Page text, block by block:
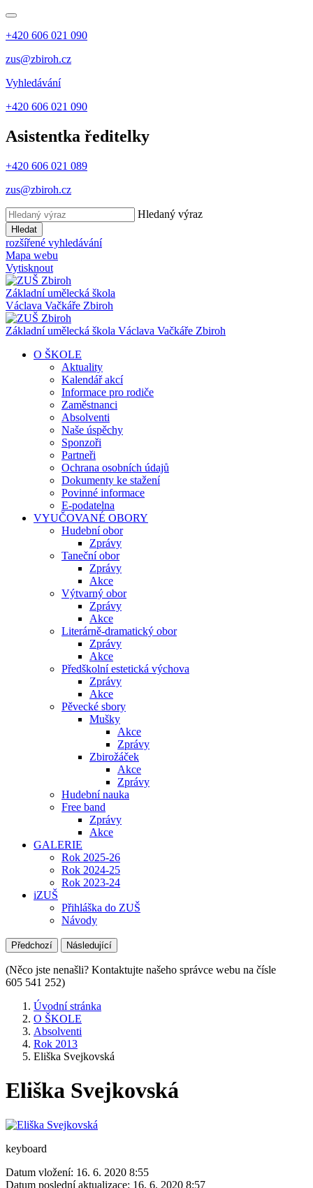
+420 606 021 090
zus@zbiroh.cz
Vyhledávání
+420 606 021 090
Asistentka ředitelky
+420 606 021 089
zus@zbiroh.cz
Hledaný výraz
Hledat
rozšířené vyhledávání
Mapa webu
Vytisknout
Základní umělecká škola
Václava Vačkáře Zbiroh
Základní umělecká škola Václava Vačkáře Zbiroh
O ŠKOLE
Aktuality
Kalendář akcí
Informace pro rodiče
Zaměstnanci
Absolventi
Naše úspěchy
Sponzoři
Partneři
Ochrana osobních údajů
Dokumenty ke stažení
Povinné informace
E-podatelna
VYUČOVANÉ OBORY
Hudební obor
Zprávy
Taneční obor
Zprávy
Akce
Výtvarný obor
Zprávy
Akce
Literárně-dramatický obor
Zprávy
Akce
Předškolní estetická výchova
Zprávy
Akce
Pěvecké sbory
Mušky
Akce
Zprávy
Zbirožáček
Akce
Zprávy
Hudební nauka
Free band
Zprávy
Akce
GALERIE
Rok 2025-26
Rok 2024-25
Rok 2023-24
iZUŠ
Přihláška do ZUŠ
Návody
Předchozí Následující
(Něco jste nenašli? Kontaktujte našeho správce webu na čísle
605 541 252)
Úvodní stránka
O ŠKOLE
Absolventi
Rok 2013
Eliška Svejkovská
Eliška Svejkovská
keyboard
Datum vložení: 16. 6. 2020 8:55
Datum poslední aktualizace: 16. 6. 2020 8:57